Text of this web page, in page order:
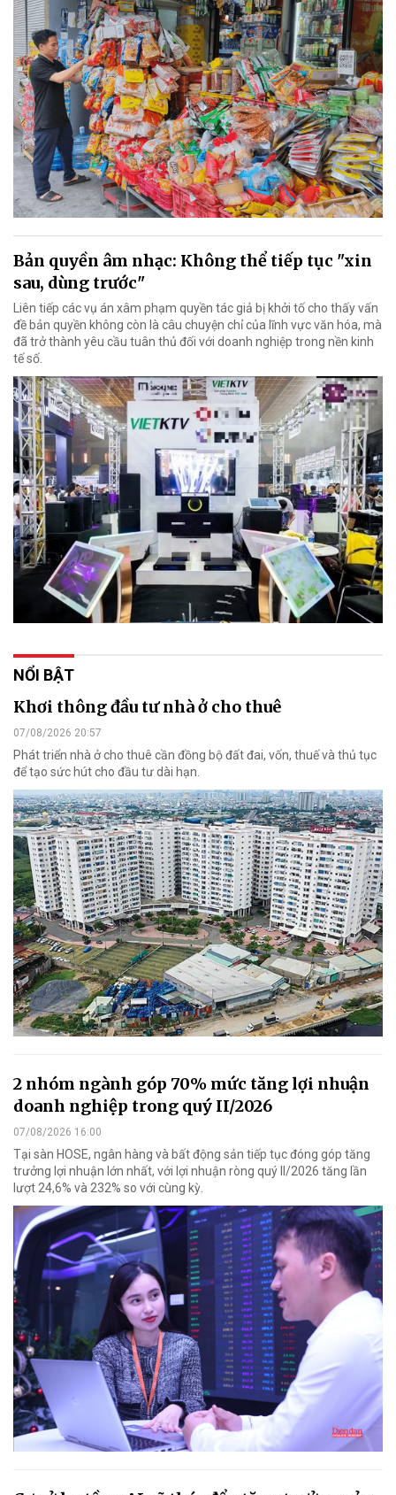
Bản quyền âm nhạc: Không thể tiếp tục "xin
sau, dùng trước"
Liên tiếp các vụ án xâm phạm quyền tác giả bị khởi tố cho thấy vấn
đề bản quyền không còn là câu chuyện chỉ của lĩnh vực văn hóa, mà
đã trở thành yêu cầu tuân thủ đối với doanh nghiệp trong nền kinh
tế số.
NỔI BẬT
Khơi thông đầu tư nhà ở cho thuê
07/08/2026 20:57
Phát triển nhà ở cho thuê cần đồng bộ đất đai, vốn, thuế và thủ tục
để tạo sức hút cho đầu tư dài hạn.
2 nhóm ngành góp 70% mức tăng lợi nhuận
doanh nghiệp trong quý II/2026
07/08/2026 16:00
Tại sàn HOSE, ngân hàng và bất động sản tiếp tục đóng góp tăng
trưởng lợi nhuận lớn nhất, với lợi nhuận ròng quý II/2026 tăng lần
lượt 24,6% và 232% so với cùng kỳ.